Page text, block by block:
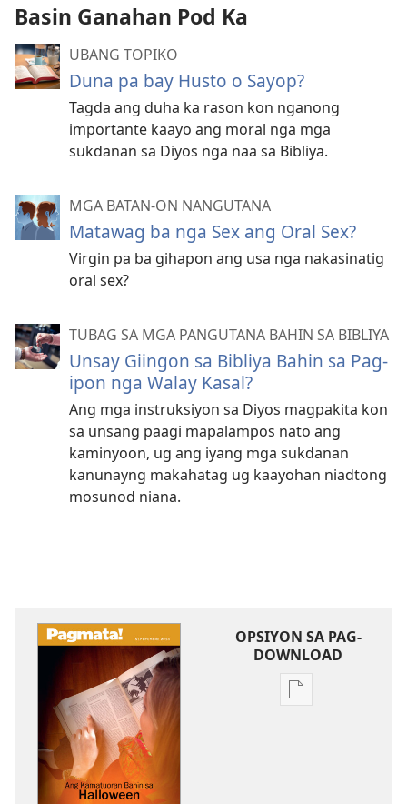
Basin Ganahan Pod Ka
UBANG TOPIKO
Duna pa bay Husto o Sayop?
Tagda ang duha ka rason kon nganong
importante kaayo ang moral nga mga
sukdanan sa Diyos nga naa sa Bibliya.
MGA BATAN-ON NANGUTANA
Matawag ba nga Sex ang Oral Sex?
Virgin pa ba gihapon ang usa nga nakasinatig
oral sex?
TUBAG SA MGA PANGUTANA BAHIN SA BIBLIYA
Unsay Giingon sa Bibliya Bahin sa Pag-
ipon nga Walay Kasal?
Ang mga instruksiyon sa Diyos magpakita kon
sa unsang paagi mapalampos nato ang
kaminyoon, ug ang iyang mga sukdanan
kanunayng makahatag ug kaayohan niadtong
mosunod niana.
OPSIYON SA PAG-
DOWNLOAD
Opsiyon